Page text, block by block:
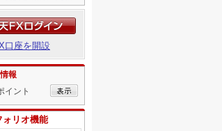
口座を開設
報
イント
ォリオ機能